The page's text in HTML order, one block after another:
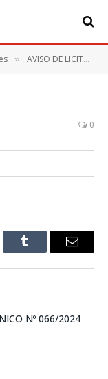
» AVISO DE LICITAÇÃO – PREGÃO ELETRONICO Nº 066/2024
0
Tumblr
E-
Nº 066/2024